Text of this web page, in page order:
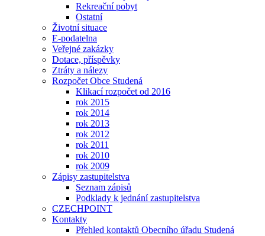
Rekreační pobyt
Ostatní
Životní situace
E-podatelna
Veřejné zakázky
Dotace, příspěvky
Ztráty a nálezy
Rozpočet Obce Studená
Klikací rozpočet od 2016
rok 2015
rok 2014
rok 2013
rok 2012
rok 2011
rok 2010
rok 2009
Zápisy zastupitelstva
Seznam zápisů
Podklady k jednání zastupitelstva
CZECHPOINT
Kontakty
Přehled kontaktů Obecního úřadu Studená